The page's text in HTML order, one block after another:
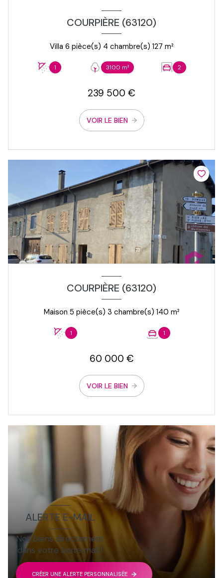
COURPIÈRE (63120)
Villa 6 pièce(s) 4 chambre(s) 127 m²
1 3100 m² 2
239 500 €
VOIR LE BIEN
COURPIÈRE (63120)
Maison 5 pièce(s) 3 chambre(s) 140 m²
1 1
60 000 €
VOIR LE BIEN
ALERTE E-MAIL
Nos biens directement
dans votre boite mail !
CRÉER UNE ALERTE PERSONNALISÉE